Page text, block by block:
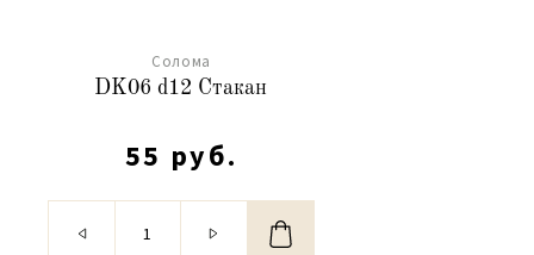
Солома
DK06 d12 Стакан
55 руб.